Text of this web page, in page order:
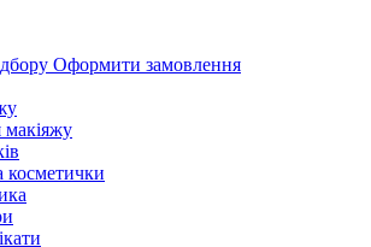
Оформити замовлення
макіяжу
косметички